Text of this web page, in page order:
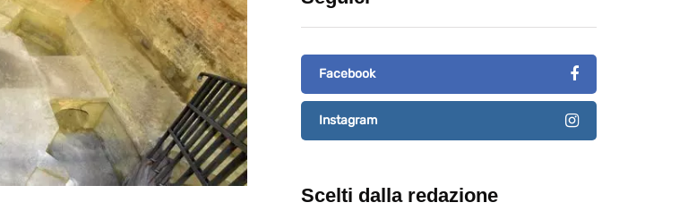
Facebook
Instagram
Scelti dalla redazione